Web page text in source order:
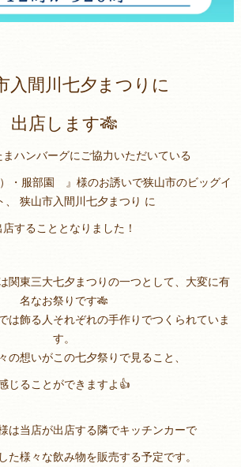
入間川七夕まつりに
出店します🎋
ハンバーグにご協力いただいている
）・服部園 』様のお誘いで狭山市のビッグイ
、 狭山市入間川七夕まつり に
店することとなりました！
関東三大七夕まつりの一つとして、大変に有
名なお祭りです🎋
は飾る人それぞれの手作りでつくられていま
す。
の想いがこの七夕祭りで見ること、
じることができますよ👍
は当店が出店する隣でキッチンカーで
た様々な飲み物を販売する予定です。